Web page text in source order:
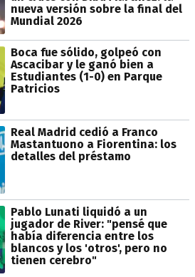
nueva versión sobre la final del
Mundial 2026
Boca fue sólido, golpeó con
Ascacibar y le ganó bien a
Estudiantes (1-0) en Parque
Patricios
Real Madrid cedió a Franco
Mastantuono a Fiorentina: los
detalles del préstamo
Pablo Lunati liquidó a un
jugador de River: "pensé que
había diferencia entre los
blancos y los 'otros', pero no
tienen cerebro"